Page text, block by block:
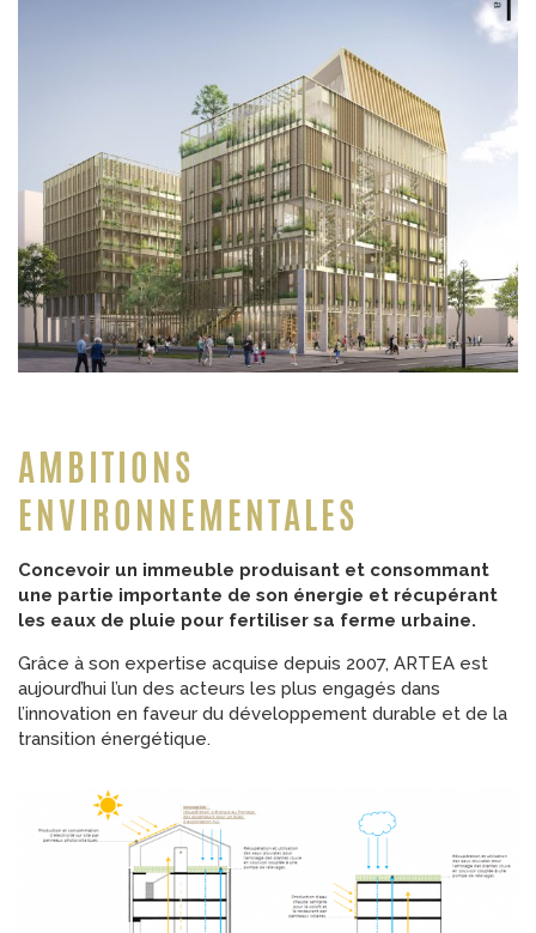
AMBITIONS
ENVIRONNEMENTALES
Concevoir un immeuble produisant et consommant
une partie importante de son énergie et récupérant
les eaux de pluie pour fertiliser sa ferme urbaine.
Grâce à son expertise acquise depuis 2007, ARTEA est
aujourd’hui l’un des acteurs les plus engagés dans
l’innovation en faveur du développement durable et de la
transition énergétique.